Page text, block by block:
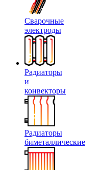
Сварочные
электроды
Радиаторы
и
конвекторы
Радиаторы
биметаллические